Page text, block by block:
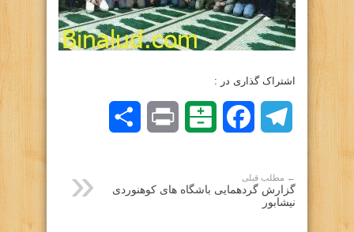
اشتراک گذاری در :
Telegram
Facebook
Balatarin
Print
← مطلب قبلی
گزارش گردهمایی باشگاه های کوهنوردی
نیشابور